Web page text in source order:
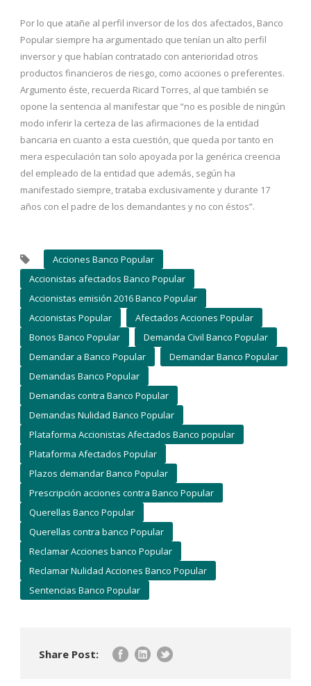
Por lo que atañe al perfil inversor de los dos afectados, Banco
Popular siempre ha argumentado que tenían un alto perfil
inversor y que habían contratado con anterioridad otros
productos financieros de riesgo, como acciones o preferentes.
Argumento éste, recuerda Ricard Torres, al que también se
opone la sentencia al manifestar que ”no es posible de ningún
modo inferir la certeza de las afirmaciones de la entidad
bancaria en cuanto a esta cuestión, que queda por tanto en
mera especulación tan solo apoyada por la genérica creencia
del empleado de la entidad que además, según ha
manifestado siempre, trataba exclusivamente y durante 17
años con el padre de los demandantes y no con éstos”.
Acciones Banco Popular
Accionistas afectados Banco Popular
Accionistas emisión 2016 Banco Popular
Accionistas Popular
Afectados Acciones Popular
Bonos Banco Popular
Demanda Civil Banco Popular
Demandar a Banco Popular
Demandar Banco Popular
Demandas Banco Popular
Demandas contra Banco Popular
Demandas Nulidad Banco Popular
Plataforma Accionistas Afectados Banco popular
Plataforma Afectados Popular
Plazos demandar Banco Popular
Prescripción acciones contra Banco Popular
Querellas Banco Popular
Querellas contra banco Popular
Reclamar Acciones banco Popular
Reclamar Nulidad Acciones Banco Popular
Sentencias Banco Popular
Share Post: